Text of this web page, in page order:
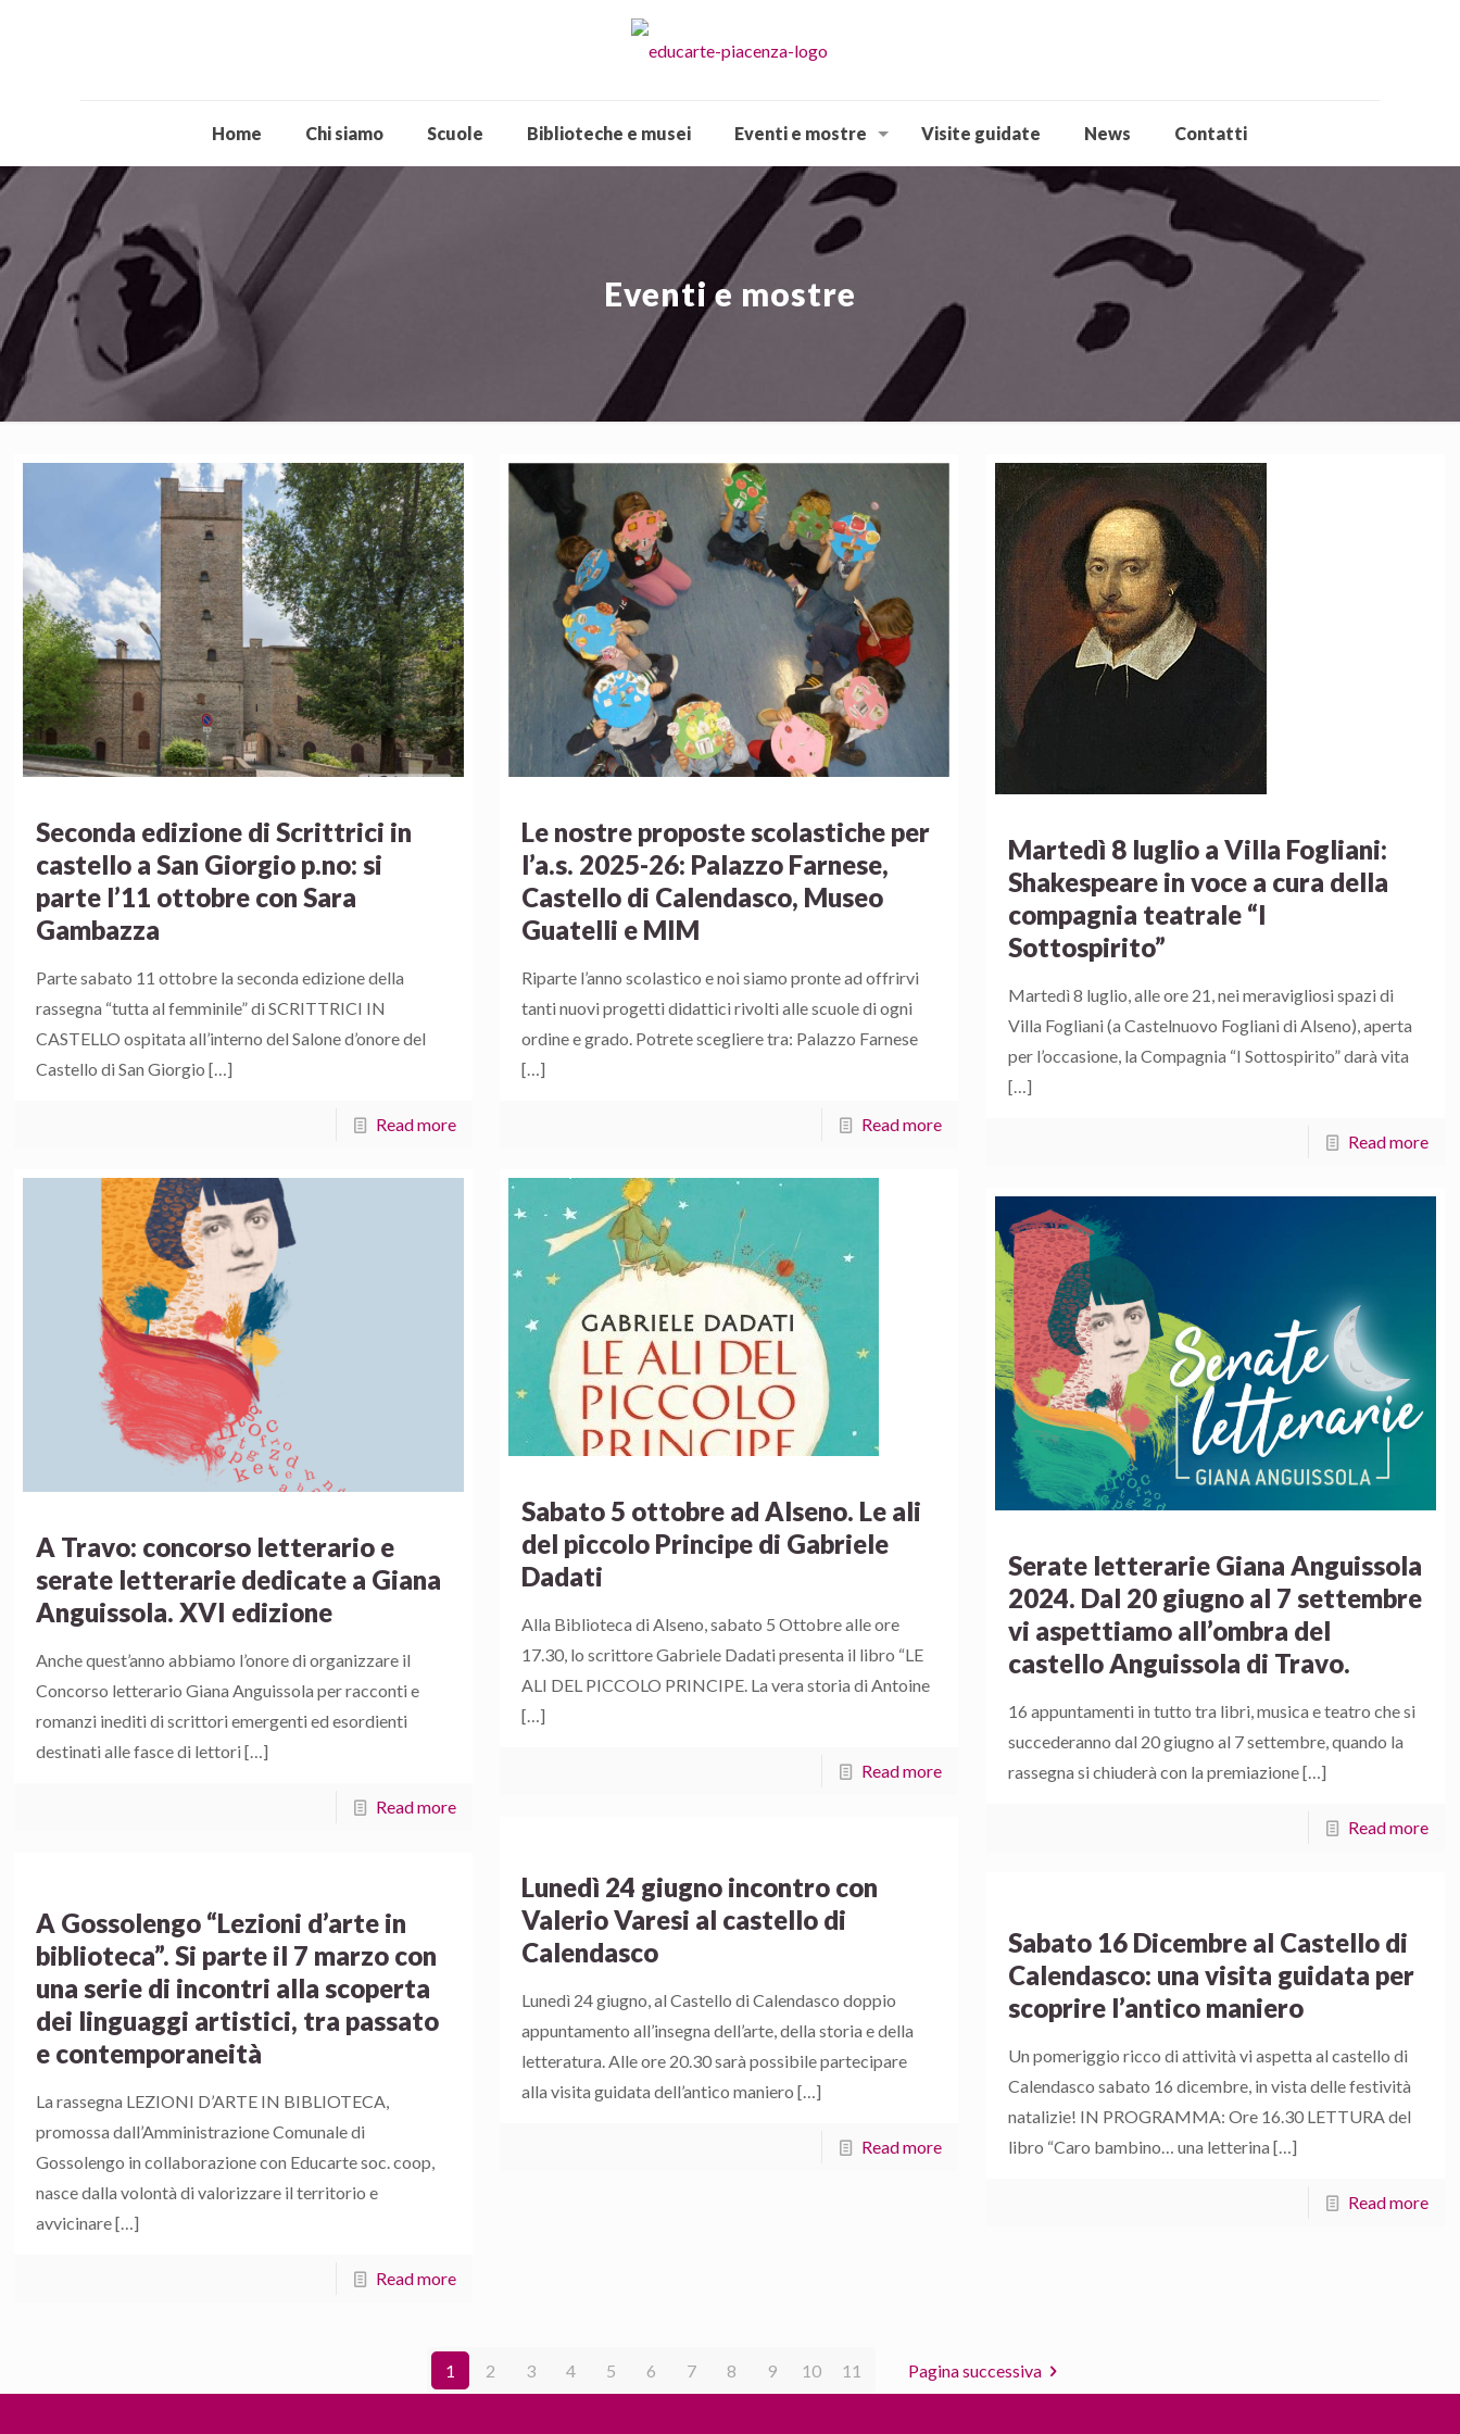
Home Chi siamo Scuole Biblioteche e musei Eventi e mostre Visite guidate News Contatti
Eventi e mostre
Seconda edizione di Scrittrici in
castello a San Giorgio p.no: si
parte l’11 ottobre con Sara
Gambazza
Parte sabato 11 ottobre la seconda edizione della
rassegna “tutta al femminile” di SCRITTRICI IN
CASTELLO ospitata all’interno del Salone d’onore del
Castello di San Giorgio […]
Read more
Le nostre proposte scolastiche per
l’a.s. 2025-26: Palazzo Farnese,
Castello di Calendasco, Museo
Guatelli e MIM
Riparte l’anno scolastico e noi siamo pronte ad offrirvi
tanti nuovi progetti didattici rivolti alle scuole di ogni
ordine e grado. Potrete scegliere tra: Palazzo Farnese
[…]
Read more
Martedì 8 luglio a Villa Fogliani:
Shakespeare in voce a cura della
compagnia teatrale “I
Sottospirito”
Martedì 8 luglio, alle ore 21, nei meravigliosi spazi di
Villa Fogliani (a Castelnuovo Fogliani di Alseno), aperta
per l’occasione, la Compagnia “I Sottospirito” darà vita
[…]
Read more
A Travo: concorso letterario e
serate letterarie dedicate a Giana
Anguissola. XVI edizione
Anche quest’anno abbiamo l’onore di organizzare il
Concorso letterario Giana Anguissola per racconti e
romanzi inediti di scrittori emergenti ed esordienti
destinati alle fasce di lettori […]
Read more
Sabato 5 ottobre ad Alseno. Le ali
del piccolo Principe di Gabriele
Dadati
Alla Biblioteca di Alseno, sabato 5 Ottobre alle ore
17.30, lo scrittore Gabriele Dadati presenta il libro “LE
ALI DEL PICCOLO PRINCIPE. La vera storia di Antoine
[…]
Read more
Serate letterarie Giana Anguissola
2024. Dal 20 giugno al 7 settembre
vi aspettiamo all’ombra del
castello Anguissola di Travo.
16 appuntamenti in tutto tra libri, musica e teatro che si
succederanno dal 20 giugno al 7 settembre, quando la
rassegna si chiuderà con la premiazione[…]
Read more
Lunedì 24 giugno incontro con
Valerio Varesi al castello di
Calendasco
Lunedì 24 giugno, al Castello di Calendasco doppio
appuntamento all’insegna dell’arte, della storia e della
letteratura. Alle ore 20.30 sarà possibile partecipare
alla visita guidata dell’antico maniero […]
Read more
A Gossolengo “Lezioni d’arte in
biblioteca”. Si parte il 7 marzo con
una serie di incontri alla scoperta
dei linguaggi artistici, tra passato
e contemporaneità
La rassegna LEZIONI D’ARTE IN BIBLIOTECA,
promossa dall’Amministrazione Comunale di
Gossolengo in collaborazione con Educarte soc. coop,
nasce dalla volontà di valorizzare il territorio e
avvicinare[…]
Read more
Sabato 16 Dicembre al Castello di
Calendasco: una visita guidata per
scoprire l’antico maniero
Un pomeriggio ricco di attività vi aspetta al castello di
Calendasco sabato 16 dicembre, in vista delle festività
natalizie! IN PROGRAMMA: Ore 16.30 LETTURA del
libro “Caro bambino… una letterina […]
Read more
1 2 3 4 5 6 7 8 9 10 11 Pagina successiva